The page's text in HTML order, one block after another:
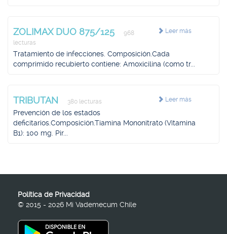
Leer más
ZOLIMAX DUO 875/125
968
lecturas
Tratamiento de infecciones. Composición.Cada
comprimido recubierto contiene: Amoxicilina (como tr...
Leer más
TRIBUTAN 380 lecturas
Prevención de los estados
deficitarios.Composición.Tiamina Mononitrato (Vitamina
B1): 100 mg. Pir...
Política de Privacidad
© 2015 - 2026 Mi Vademecum Chile